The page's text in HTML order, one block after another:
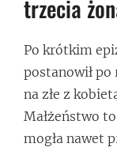
trzecia
Po krótkim
postanowił po
na złe z
Małżeństwo
mogła nawet